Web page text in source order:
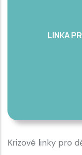
LINKA
Krizové linky pro